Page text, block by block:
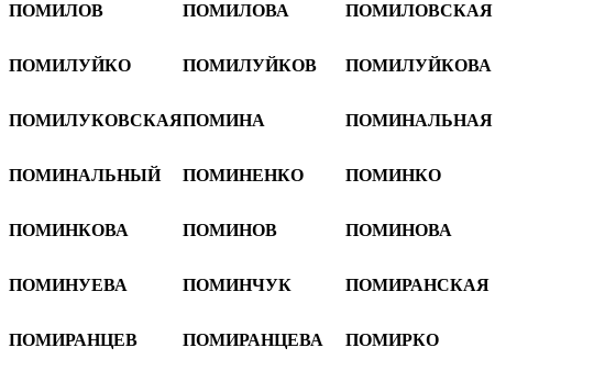
ПОМИЛОВ ПОМИЛОВА ПОМИЛОВСКАЯ
ПОМИЛУЙКО ПОМИЛУЙКОВ ПОМИЛУЙКОВА
ПОМИЛУКОВСКАЯПОМИНА ПОМИНАЛЬНАЯ
ПОМИНАЛЬНЫЙ ПОМИНЕНКО ПОМИНКО
ПОМИНКОВА ПОМИНОВ ПОМИНОВА
ПОМИНУЕВА ПОМИНЧУК ПОМИРАНСКАЯ
ПОМИРАНЦЕВ ПОМИРАНЦЕВА ПОМИРКО